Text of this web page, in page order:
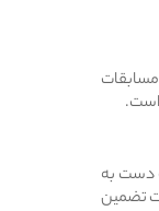
مسابقات
است.
دست به
تضمین